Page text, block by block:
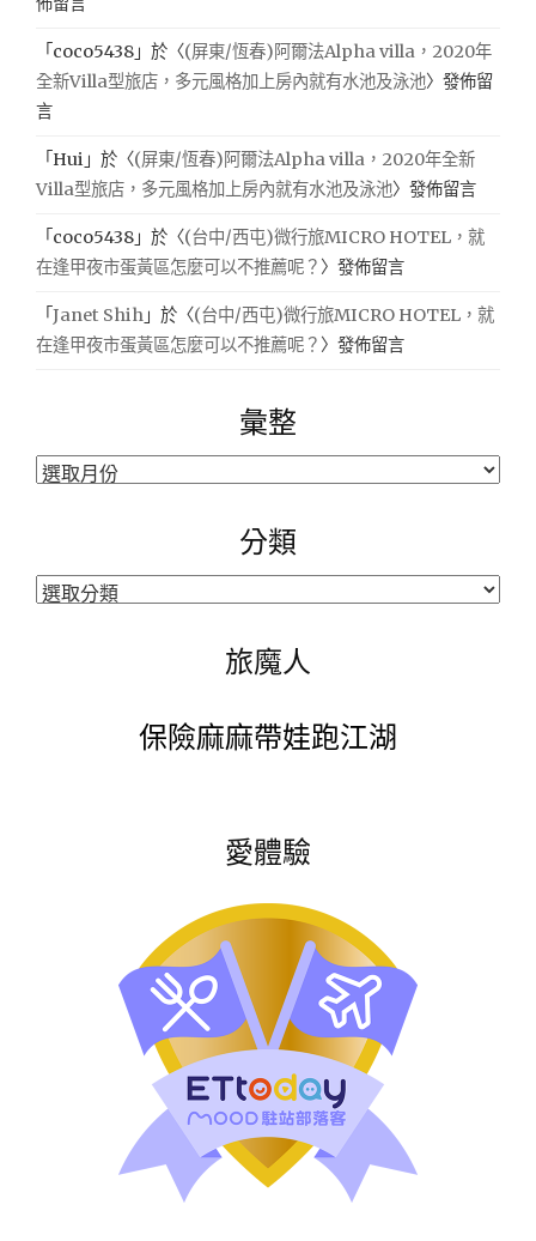
「 coco5438 」於〈(屏東/恆春)阿爾法Alpha villa，2020年
全新Villa型旅店，多元風格加上房內就有水池及泳池〉發佈留
言
「Hui 」於〈(屏東/恆春)阿爾法Alpha villa，2020年全新
Villa型旅店，多元風格加上房內就有水池及泳池〉發佈留言
「 coco5438 」於〈(台中/西屯)微行旅MICRO HOTEL，就
在逢甲夜市蛋黃區怎麼可以不推薦呢？ 〉發佈留言
「Janet Shih 」於〈(台中/西屯)微行旅MICRO HOTEL，就
在逢甲夜市蛋黃區怎麼可以不推薦呢？ 〉發佈留言
彙整
彙
分類
分
旅魔人
保險麻麻帶娃跑江湖
愛體驗